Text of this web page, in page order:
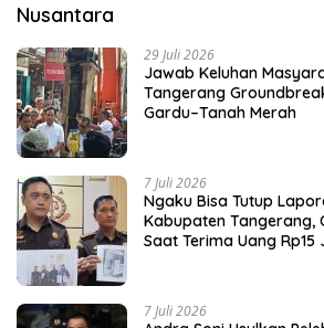
Nusantara
29 Juli 2026
Jawab Keluhan
Tangerang
Gardu–Tanah Merah
7 Juli 2026
Ngaku Bisa Tutup
Kabupaten Tangerang,
Saat Terima Uang
7 Juli 2026